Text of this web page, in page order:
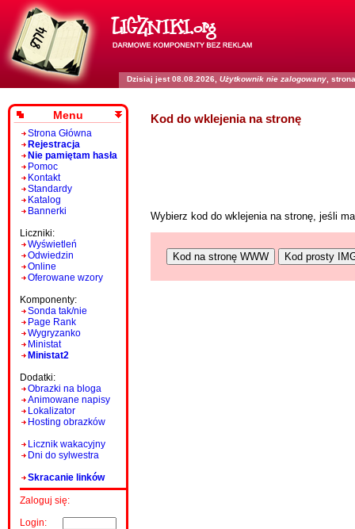
Dzisiaj jest 08.08.2026, Użytkownik nie zalogowany ,
Menu
Strona Główna
Rejestracja
Nie pamiętam hasła
Pomoc
Kontakt
Standardy
Katalog
Bannerki
Liczniki:
Wyświetleń
Odwiedzin
Online
Oferowane wzory
Komponenty:
Sonda tak/nie
Page Rank
Wygryzanko
Ministat
Ministat2
Dodatki:
Obrazki na bloga
Animowane napisy
Lokalizator
Hosting obrazków
Licznik wakacyjny
Dni do sylwestra
Skracanie linków
Zaloguj się:
Login:
Kod do wklejenia na stronę
Wybierz kod do wklejenia na stronę, jeśli
Kod na stronę WWW Kod prosty